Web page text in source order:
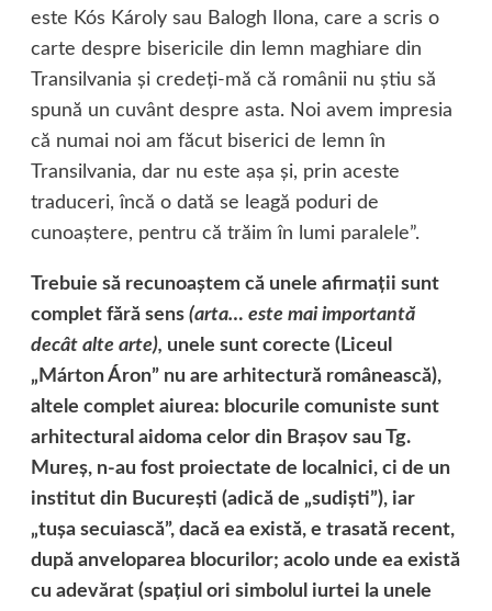
este Kós Károly sau Balogh Ilona, care a scris o
carte despre bisericile din lemn maghiare din
Transilvania şi credeţi-mă că românii nu ştiu să
spună un cuvânt despre asta. Noi avem impresia
că numai noi am făcut biserici de lemn în
Transilvania, dar nu este aşa şi, prin aceste
traduceri, încă o dată se leagă poduri de
cunoaştere, pentru că trăim în lumi paralele”.
Trebuie să recunoaştem că unele afirmaţii sunt
complet fără sens (arta… este mai importantă
decât alte arte), unele sunt corecte (Liceul
„Márton Áron” nu are arhitectură românească),
altele complet aiurea: blocurile comuniste sunt
arhitectural aidoma celor din Braşov sau Tg.
Mureş, n-au fost proiectate de localnici, ci de un
institut din Bucureşti (adică de „sudişti”), iar
„tuşa secuiască”, dacă ea există, e trasată recent,
după anveloparea blocurilor; acolo unde ea există
cu adevărat (spaţiul ori simbolul iurtei la unele